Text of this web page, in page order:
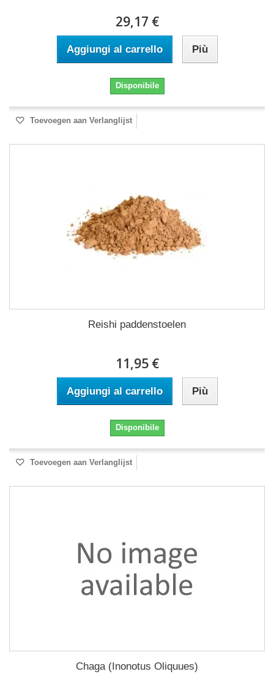
29,17 €
Aggiungi al carrello Più
Disponibile
Toevoegen aan Verlanglijst
Reishi paddenstoelen
11,95 €
Aggiungi al carrello Più
Disponibile
Toevoegen aan Verlanglijst
Chaga (Inonotus Oliquues)